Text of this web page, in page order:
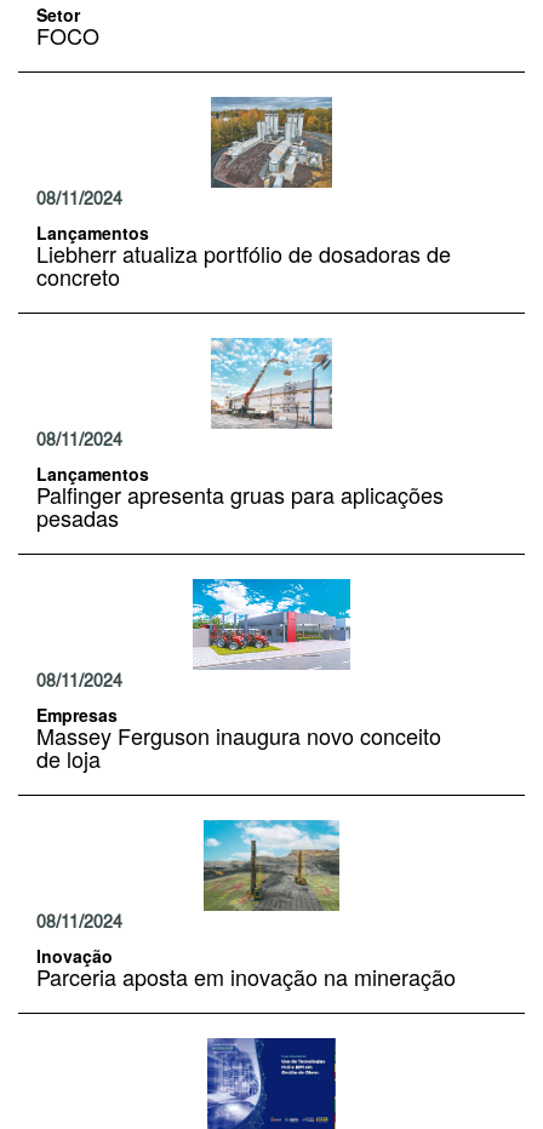
Setor
FOCO
08/11/2024
Lançamentos
Liebherr atualiza portfólio de dosadoras de
concreto
08/11/2024
Lançamentos
Palfinger apresenta gruas para aplicações
pesadas
08/11/2024
Empresas
Massey Ferguson inaugura novo conceito
de loja
08/11/2024
Inovação
Parceria aposta em inovação na mineração